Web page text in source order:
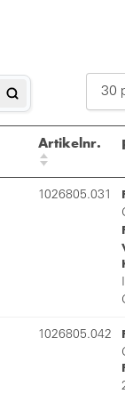
30
Artikelnr.
1026805.031
1026805.042